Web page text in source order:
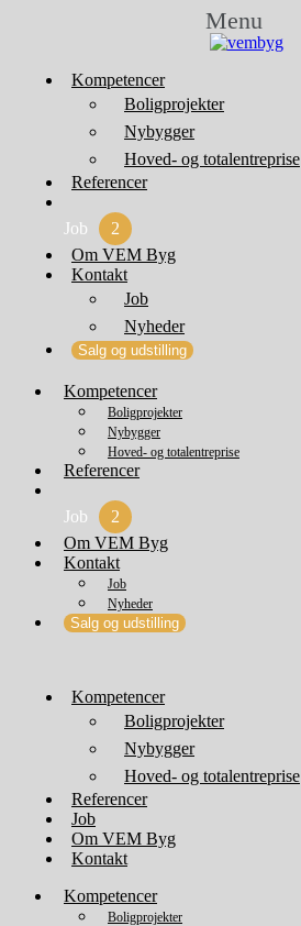
Menu
Kompetencer
Boligprojekter
Nybygger
Hoved- og totalentreprise
Referencer
Job
2
Om VEM Byg
Kontakt
Job
Nyheder
Salg og udstilling
Kompetencer
Boligprojekter
Nybygger
Hoved- og totalentreprise
Referencer
Job
2
Om VEM Byg
Kontakt
Job
Nyheder
Salg og udstilling
Kompetencer
Boligprojekter
Nybygger
Hoved- og totalentreprise
Referencer
Job
Om VEM Byg
Kontakt
Kompetencer
Boligprojekter